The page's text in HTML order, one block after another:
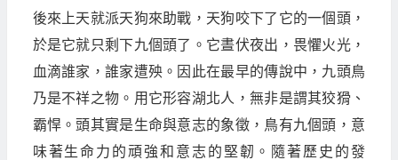
後來上天就派天狗來助戰，天狗咬下了它的一個頭，
於是它就只剩下九個頭了。它晝伏夜出，畏懼火光，
血滴誰家，誰家遭殃。因此在最早的傳說中，九頭鳥
乃是不祥之物。用它形容湖北人，無非是謂其狡猾、
霸悍。頭其實是生命與意志的象徵，鳥有九個頭，意
味著生命力的頑強和意志的堅韌。隨著歷史的發